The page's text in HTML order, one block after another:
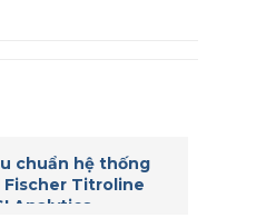
chuẩn hệ thống
Fischer Titroline
Analytics.